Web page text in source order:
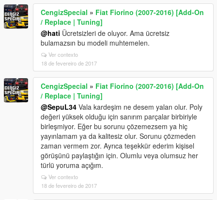
CengizSpecial » Fiat Fiorino (2007-2016) [Add-On
/ Replace | Tuning]
@hati Ücretsizleri de oluyor. Ama ücretsiz
bulamazsın bu modeli muhtemelen.
Ver contexto
18 de fevereiro de 2017
CengizSpecial » Fiat Fiorino (2007-2016) [Add-On
/ Replace | Tuning]
@SepuL34 Vala kardeşim ne desem yalan olur. Poly
değeri yüksek olduğu için sanırım parçalar birbiriyle
birleşmiyor. Eğer bu sorunu çözemezsem ya hiç
yayınlamam ya da kalitesiz olur. Sorunu çözmeden
zaman vermem zor. Ayrıca teşekkür ederim kişisel
görüşünü paylaştığın için. Olumlu veya olumsuz her
türlü yoruma açığım.
Ver contexto
18 de fevereiro de 2017